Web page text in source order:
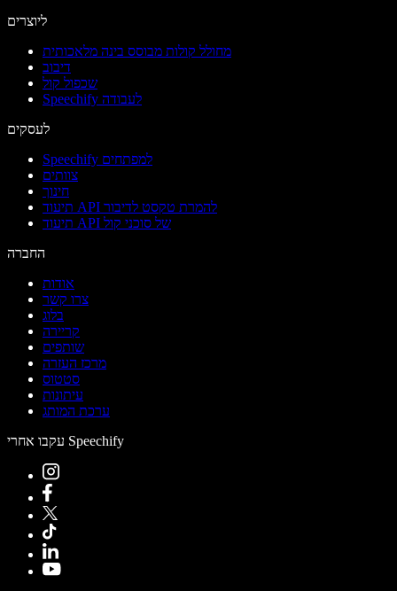
ליוצרים
מחולל קולות מבוסס בינה מלאכותית
דיבוב
שכפול קול
Speechify לעבודה
לעסקים
Speechify למפתחים
צוותים
חינוך
תיעוד API להמרת טקסט לדיבור
תיעוד API של סוכני קול
החברה
אודות
צרו קשר
בלוג
קריירה
שותפים
מרכז העזרה
סטטוס
עיתונות
ערכת המותג
עקבו אחרי Speechify